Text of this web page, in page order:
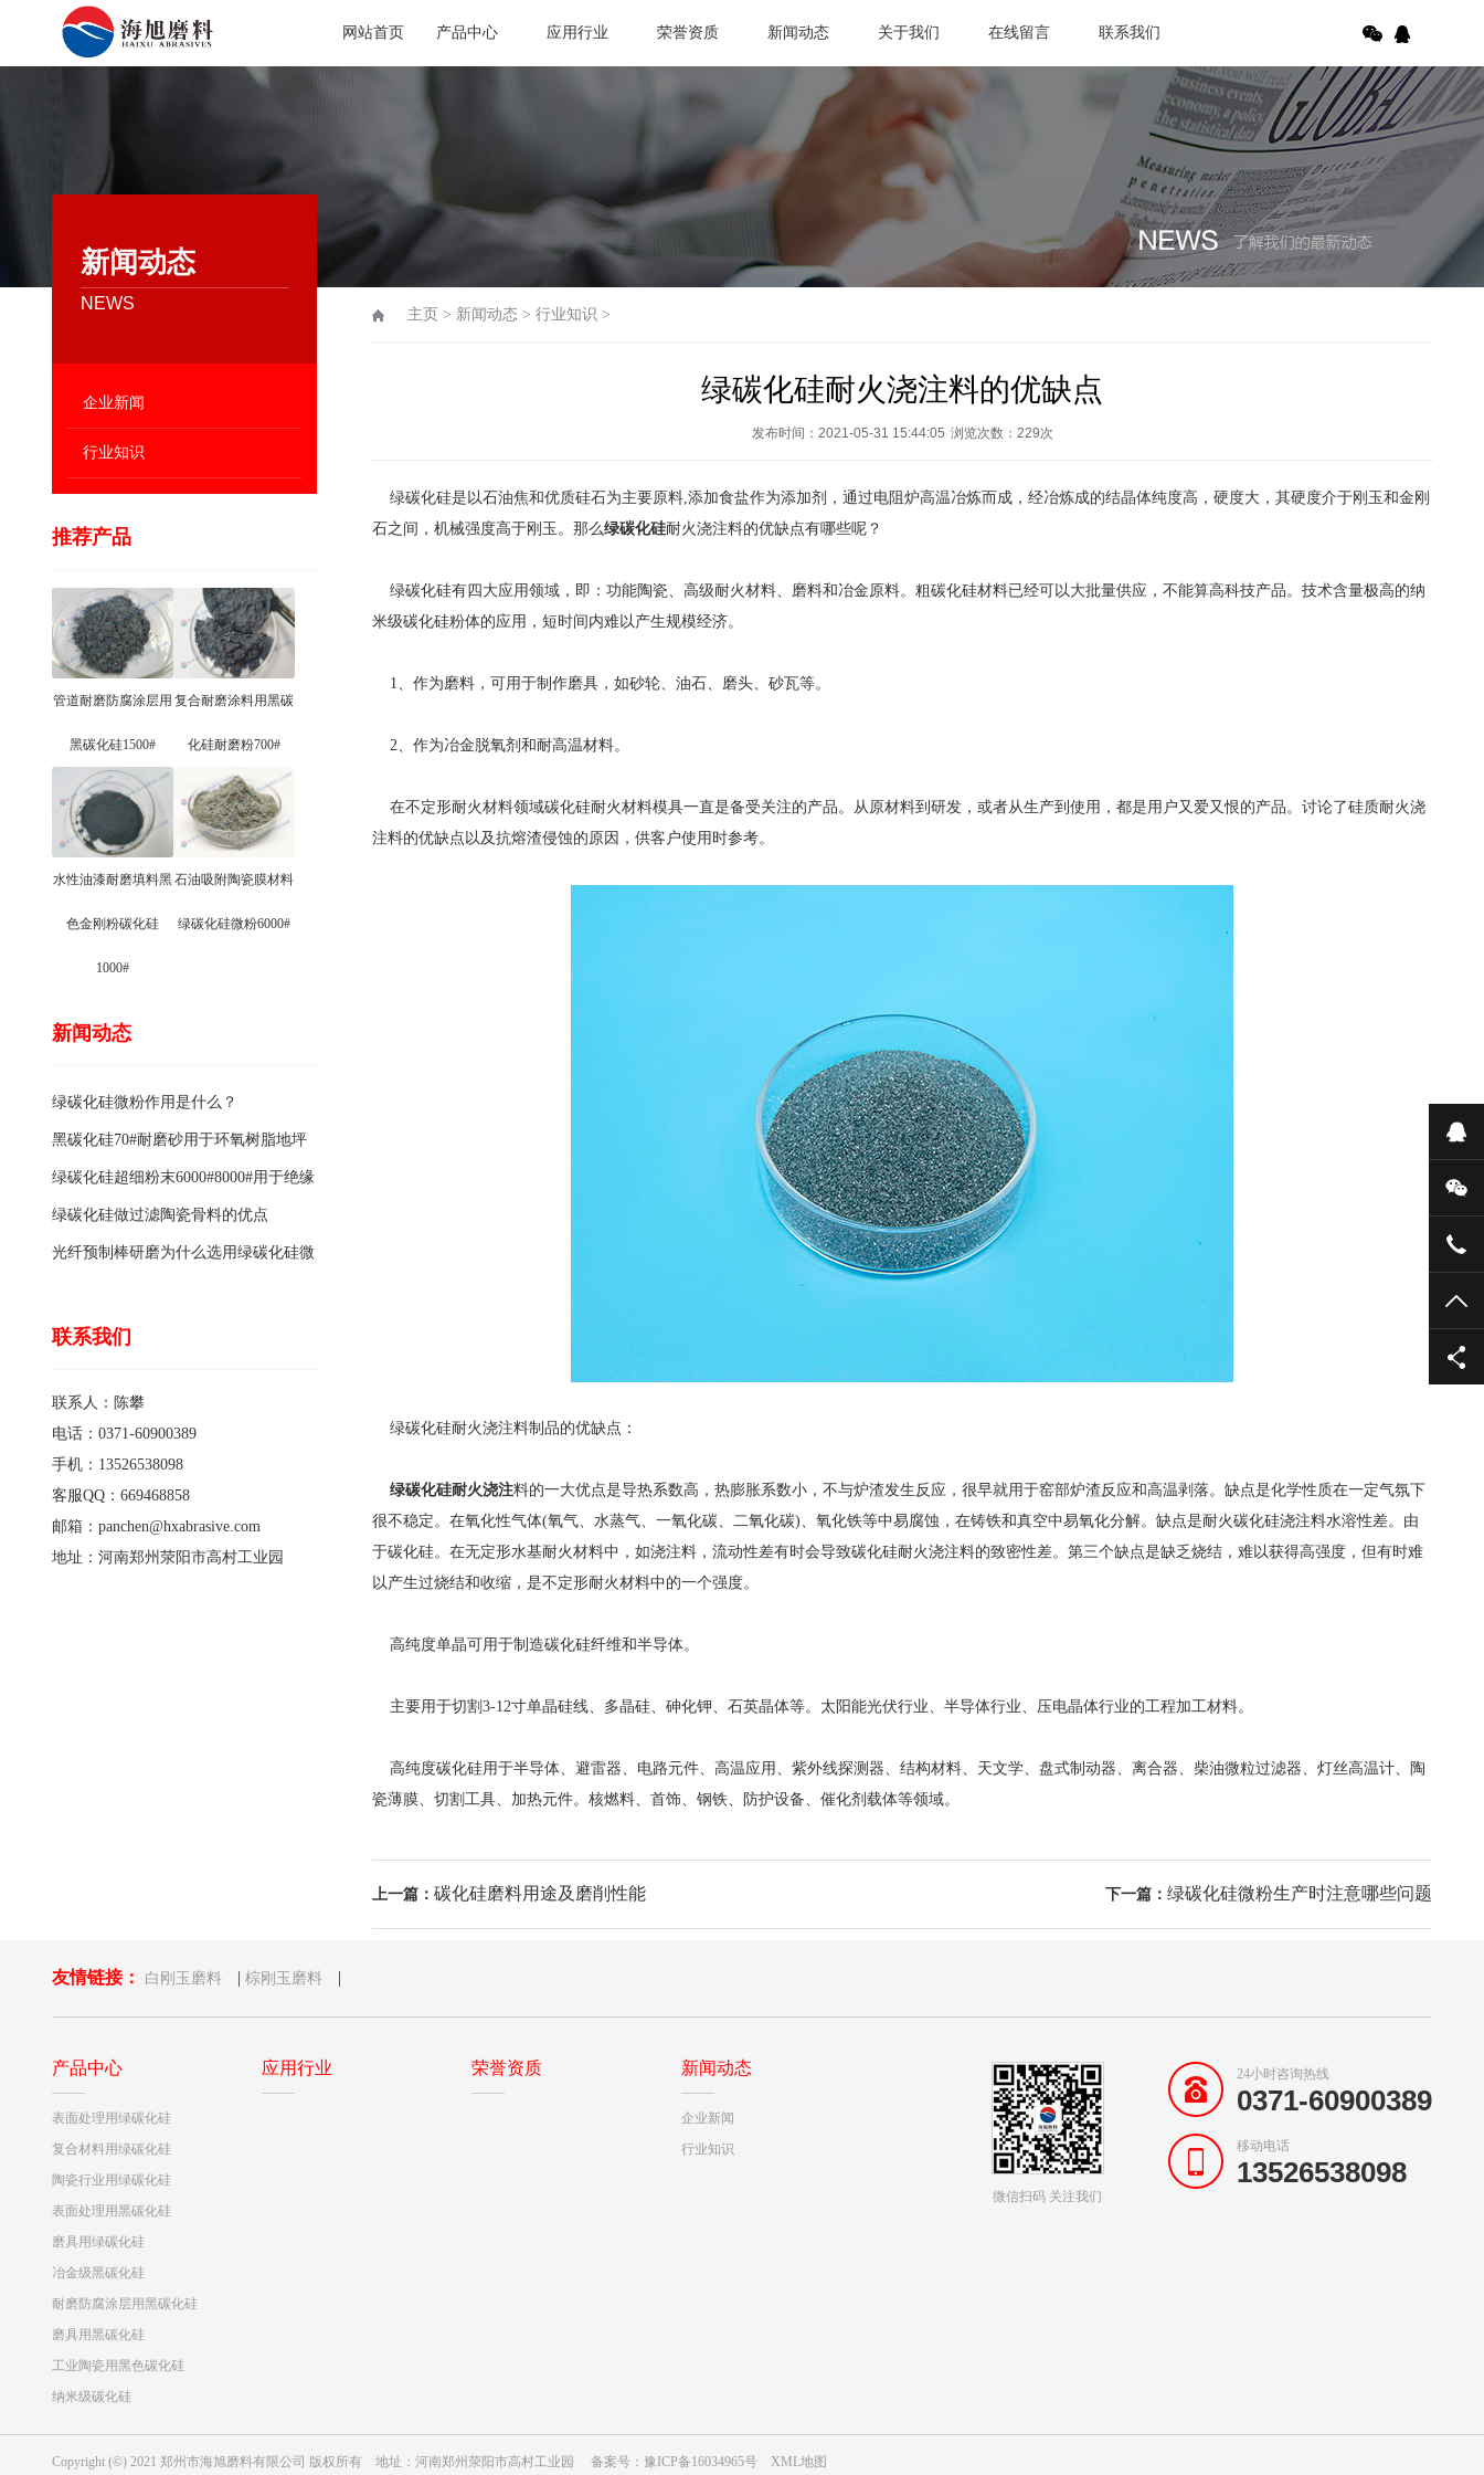
网站首页 产品中心 应用行业 荣誉资质 新闻动态 关于我们 在线留言 联系我们
新闻动态
NEWS
企业新闻
行业知识
推荐产品
管道耐磨防腐涂层用
黑碳化硅1500#
复合耐磨涂料用黑碳
化硅耐磨粉700#
水性油漆耐磨填料黑
色金刚粉碳化硅
1000#
石油吸附陶瓷膜材料
绿碳化硅微粉6000#
新闻动态
绿碳化硅微粉作用是什么？
黑碳化硅70#耐磨砂用于环氧树脂地坪
骨料的特点有哪些？
绿碳化硅超细粉末6000#8000#用于绝缘
涂料的优点
绿碳化硅做过滤陶瓷骨料的优点
光纤预制棒研磨为什么选用绿碳化硅微
联系我们
联系人：陈攀
电话：0371-60900389
手机：13526538098
客服QQ：669468858
邮箱：panchen@hxabrasive.com
地址：河南郑州荥阳市高村工业园
主页 > 新闻动态 > 行业知识 >
绿碳化硅耐火浇注料的优缺点
发布时间：2021-05-31 15:44:05 浏览次数： 229次
绿碳化硅是以石油焦和优质硅石为主要原料,添加食盐作为添加剂，通过电阻炉高温冶炼而成，经冶炼成的结晶体纯度高，硬度大，其硬度介于刚玉和金刚
石之间，机械强度高于刚玉。那么绿碳化硅耐火浇注料的优缺点有哪些呢？
绿碳化硅有四大应用领域，即：功能陶瓷、高级耐火材料、磨料和冶金原料。粗碳化硅材料已经可以大批量供应，不能算高科技产品。技术含量极高的纳
米级碳化硅粉体的应用，短时间内难以产生规模经济。
1、作为磨料，可用于制作磨具，如砂轮、油石、磨头、砂瓦等。
2、作为冶金脱氧剂和耐高温材料。
在不定形耐火材料领域碳化硅耐火材料模具一直是备受关注的产品。从原材料到研发，或者从生产到使用，都是用户又爱又恨的产品。讨论了硅质耐火浇
注料的优缺点以及抗熔渣侵蚀的原因，供客户使用时参考。
绿碳化硅耐火浇注料制品的优缺点：
绿碳化硅耐火浇注料的一大优点是导热系数高，热膨胀系数小，不与炉渣发生反应，很早就用于窑部炉渣反应和高温剥落。缺点是化学性质在一定气氛下
很不稳定。在氧化性气体(氧气、水蒸气、一氧化碳、二氧化碳)、氧化铁等中易腐蚀，在铸铁和真空中易氧化分解。缺点是耐火碳化硅浇注料水溶性差。由
于碳化硅。在无定形水基耐火材料中，如浇注料，流动性差有时会导致碳化硅耐火浇注料的致密性差。第三个缺点是缺乏烧结，难以获得高强度，但有时难
以产生过烧结和收缩，是不定形耐火材料中的一个强度。
高纯度单晶可用于制造碳化硅纤维和半导体。
主要用于切割3-12寸单晶硅线、多晶硅、砷化钾、石英晶体等。太阳能光伏行业、半导体行业、压电晶体行业的工程加工材料。
高纯度碳化硅用于半导体、避雷器、电路元件、高温应用、紫外线探测器、结构材料、天文学、盘式制动器、离合器、柴油微粒过滤器、灯丝高温计、陶
瓷薄膜、切割工具、加热元件。核燃料、首饰、钢铁、防护设备、催化剂载体等领域。
上一篇： 碳化硅磨料用途及磨削性能 下一篇： 绿碳化硅微粉生产时注意哪些问题
友情链接： 白刚玉磨料 | 棕刚玉磨料 |
产品中心
表面处理用绿碳化硅
复合材料用绿碳化硅
陶瓷行业用绿碳化硅
表面处理用黑碳化硅
磨具用绿碳化硅
冶金级黑碳化硅
耐磨防腐涂层用黑碳化硅
磨具用黑碳化硅
工业陶瓷用黑色碳化硅
纳米级碳化硅
应用行业 荣誉资质 新闻动态
企业新闻
行业知识
微信扫码 关注我们
24小时咨询热线
0371-60900389
移动电话
13526538098
Copyright (©) 2021 郑州市海旭磨料有限公司 版权所有 地址：河南郑州荥阳市高村工业园 备案号： 豫ICP备16034965号 XML地图
在
微